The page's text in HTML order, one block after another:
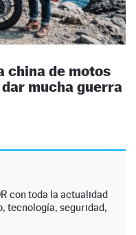
china de motos
mucha guerra
con toda la actualidad
tecnología, seguridad,